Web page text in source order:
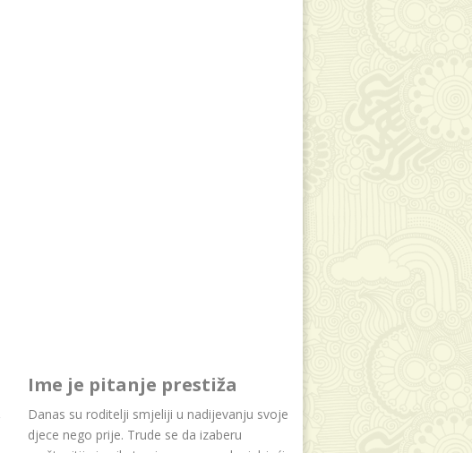
Ime je pitanje prestiža
Danas su roditelji smjeliji u nadijevanju svoje
djece nego prije. Trude se da izaberu